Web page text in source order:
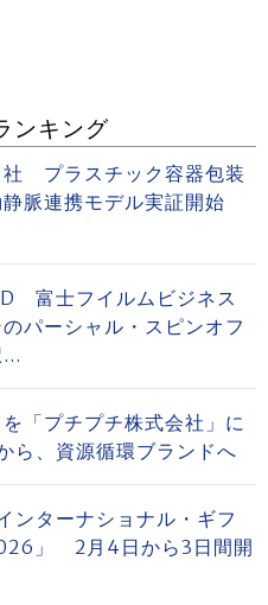
ンキング
プラスチック容器包装
脈連携モデル実証開始
富士フイルムビジネス
パーシャル・スピンオフ
「プチプチ株式会社」に
、資源循環ブランドへ
ンターナショナル・ギフ
」 2月4日から3日間開